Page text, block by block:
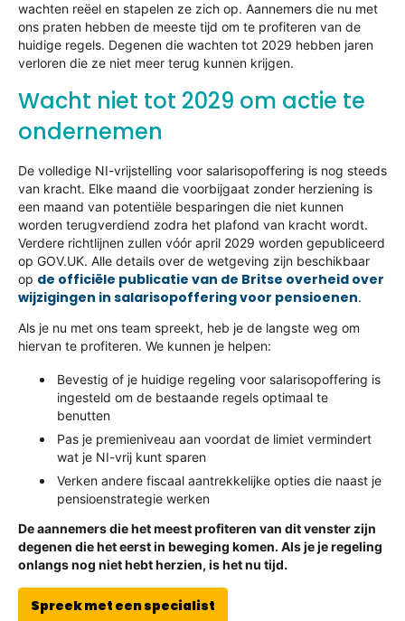
wachten reëel en stapelen ze zich op. Aannemers die nu met
ons praten hebben de meeste tijd om te profiteren van de
huidige regels. Degenen die wachten tot 2029 hebben jaren
verloren die ze niet meer terug kunnen krijgen.
Wacht niet tot 2029 om actie te
ondernemen
De volledige NI-vrijstelling voor salarisopoffering is nog steeds
van kracht. Elke maand die voorbijgaat zonder herziening is
een maand van potentiële besparingen die niet kunnen
worden terugverdiend zodra het plafond van kracht wordt.
Verdere richtlijnen zullen vóór april 2029 worden gepubliceerd
op GOV.UK. Alle details over de wetgeving zijn beschikbaar
op de officiële publicatie van de Britse overheid over
wijzigingen in salarisopoffering voor pensioenen.
Als je nu met ons team spreekt, heb je de langste weg om
hiervan te profiteren. We kunnen je helpen:
Bevestig of je huidige regeling voor salarisopoffering is
ingesteld om de bestaande regels optimaal te
benutten
Pas je premieniveau aan voordat de limiet vermindert
wat je NI-vrij kunt sparen
Verken andere fiscaal aantrekkelijke opties die naast je
pensioenstrategie werken
De aannemers die het meest profiteren van dit venster zijn
degenen die het eerst in beweging komen. Als je je regeling
onlangs nog niet hebt herzien, is het nu tijd.
Spreek met een specialist